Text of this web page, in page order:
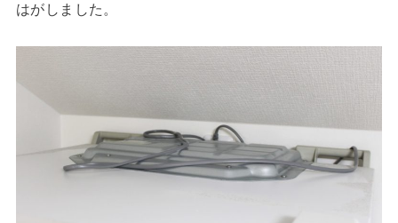
はがしました。